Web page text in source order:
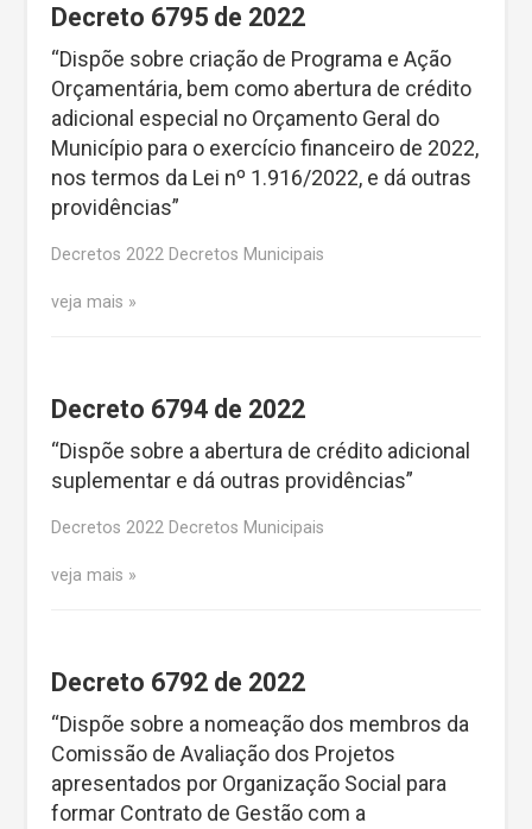
Decreto 6795 de 2022
“Dispõe sobre criação de Programa e Ação
Orçamentária, bem como abertura de crédito
adicional especial no Orçamento Geral do
Município para o exercício financeiro de 2022,
nos termos da Lei nº 1.916/2022, e dá outras
providências”
Decretos 2022 Decretos Municipais
veja mais
Decreto 6794 de 2022
“Dispõe sobre a abertura de crédito adicional
suplementar e dá outras providências”
Decretos 2022 Decretos Municipais
veja mais
Decreto 6792 de 2022
“Dispõe sobre a nomeação dos membros da
Comissão de Avaliação dos Projetos
apresentados por Organização Social para
formar Contrato de Gestão com a